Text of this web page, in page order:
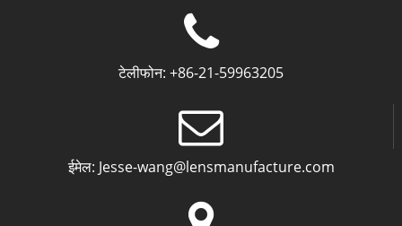
टेलीफोन: +86-21-59963205
ईमेल: Jesse-wang@lensmanufacture.com